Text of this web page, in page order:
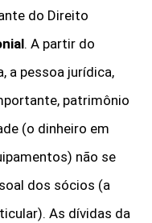
do Direito
. A partir do
a pessoa jurídica,
patrimônio
(o dinheiro em
não se
dos sócios (a
As dívidas da